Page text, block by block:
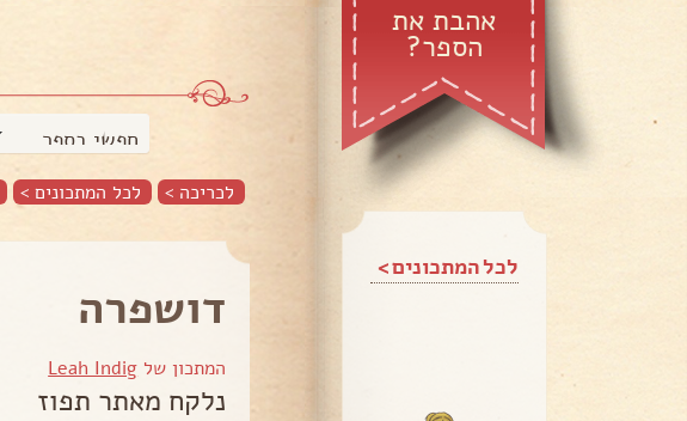
אהבת את
הספר?
לכל המתכונים >
חפשי בספר
לכריכה > לכל המתכונים >
דושפרה
המתכון של Leah Indig
נלקח מאתר תפוז